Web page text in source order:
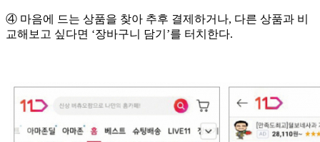
④ 마음에 드는 상품을 찾아 추후 결제하거나, 다른 상품과 비
교해보고 싶다면 ‘장바구니 담기’를 터치한다.